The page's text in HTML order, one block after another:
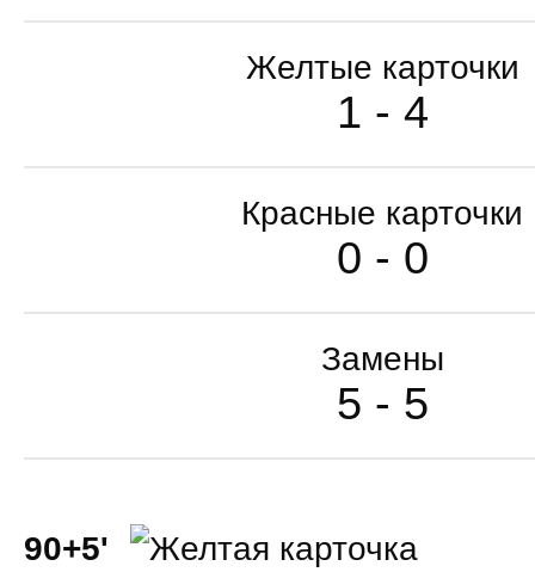
Желтые карточки
1 - 4
Красные карточки
0 - 0
Замены
5 - 5
90+5'